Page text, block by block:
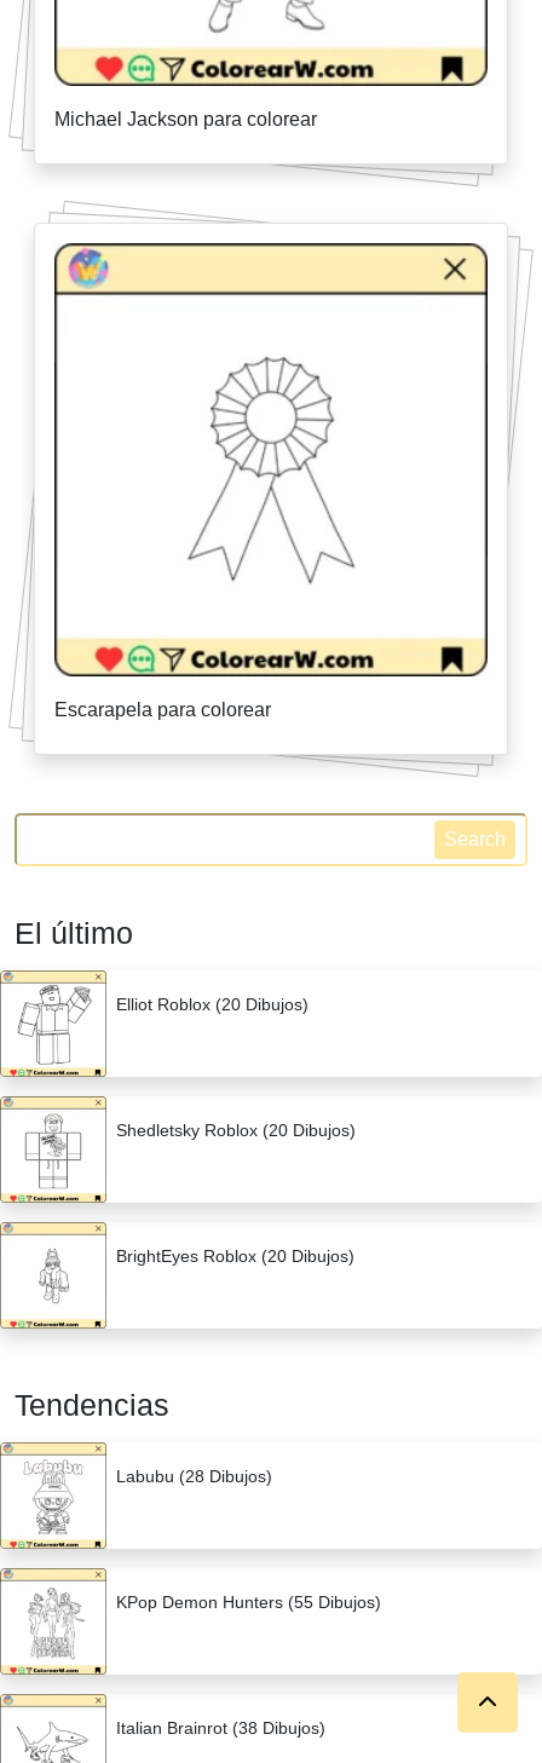
Michael Jackson para colorear
Escarapela para colorear
Search
El último
Elliot Roblox (20 Dibujos)
Shedletsky Roblox (20 Dibujos)
BrightEyes Roblox (20 Dibujos)
Tendencias
Labubu (28 Dibujos)
KPop Demon Hunters (55 Dibujos)
Italian Brainrot (38 Dibujos)